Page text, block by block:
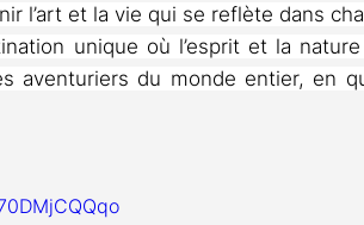
l’art et la vie qui se reflète dans
unique où l’esprit et la
aventuriers du monde entier, en